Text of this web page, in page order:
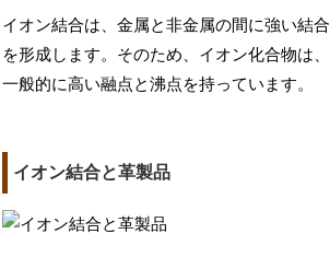
イオン結合は、金属と非金属の間に強い結合
を形成します。そのため、イオン化合物は、
一般的に高い融点と沸点を持っています。
イオン結合と革製品